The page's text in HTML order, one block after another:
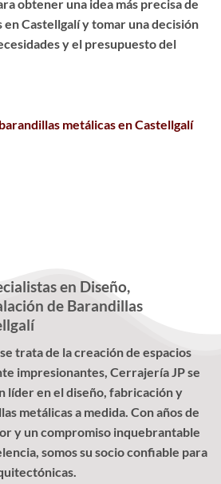
obtener una idea más precisa de
Castellgalí y tomar una decisión
y el presupuesto del
barandillas metálicas en Castellgalí
en Diseño,
de Barandillas
trata de la creación de espacios
impresionantes, Cerrajería JP se
líder en el diseño, fabricación y
metálicas a medida. Con años de
y un compromiso inquebrantable
somos su socio confiable para